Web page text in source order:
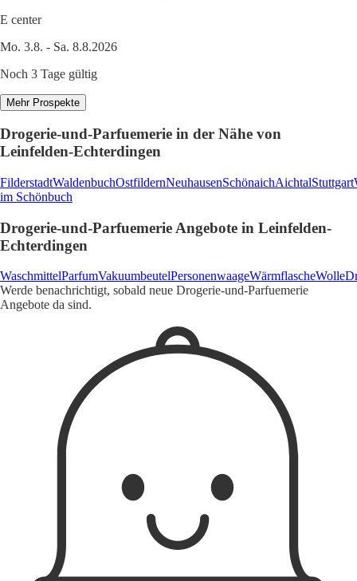
E center
Mo. 3.8. - Sa. 8.8.2026
Noch 3 Tage gültig
Mehr Prospekte
Drogerie-und-Parfuemerie in der Nähe von
Leinfelden-Echterdingen
FilderstadtWaldenbuchOstfildernNeuhausenSchönaichAichtalStuttgart
im Schönbuch
Drogerie-und-Parfuemerie Angebote in Leinfelden-
Echterdingen
WaschmittelParfumVakuumbeutelPersonenwaageWärmflascheWolle
Werde benachrichtigt, sobald neue Drogerie-und-Parfuemerie
Angebote da sind.